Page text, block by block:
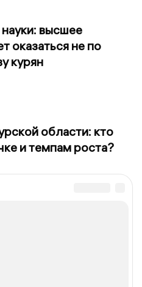
высшее
оказаться не по
курян
области: кто
и темпам роста?